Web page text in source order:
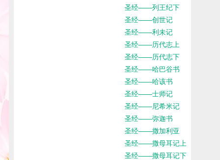
圣经——列王纪下
圣经——创世记
圣经——利未记
圣经——历代志上
圣经——历代志下
圣经——哈巴谷书
圣经——哈该书
圣经——士师记
圣经——尼希米记
圣经——弥迦书
圣经——撒加利亚
圣经——撒母耳记上
圣经——撒母耳记下